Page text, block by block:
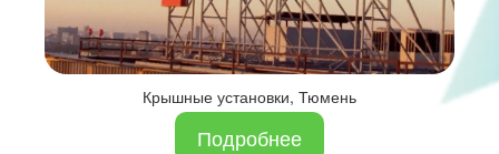
Крышные установки, Тюмень
Подробнее